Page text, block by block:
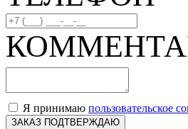
Я принимаю пользовательское
ЗАКАЗ ПОДТВЕРЖДАЮ